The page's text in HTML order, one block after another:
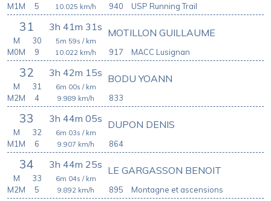
940
10.025 km/h
M1M
5 USP Running Trail
31 3h 41m 31s
917
MOTILLON GUILLAUME
5m 59s / km
10.022 km/h
M
30
M0M
9 MACC Lusignan
32 3h 42m 15s
833
BODU YOANN
6m 00s / km
9.989 km/h
M
31
M2M
4
33 3h 44m 05s
864
DUPON DENIS
6m 03s / km
9.907 km/h
M
32
M1M
6
34 3h 44m 25s
895
LE GARGASSON BENOIT
6m 04s / km
9.892 km/h
M
33
M2M
5 Montagne et ascensions